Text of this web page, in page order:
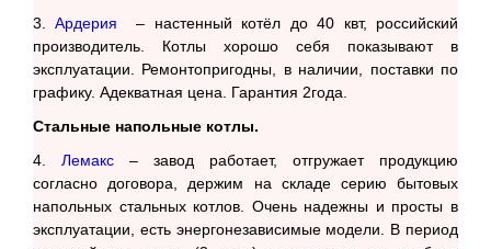
3.Ардерия – настенный котёл до 40 квт, российский
производитель. Котлы хорошо себя показывают в
эксплуатации. Ремонтопригодны, в наличии, поставки по
графику. Адекватная цена. Гарантия 2года.
Стальные напольные котлы.
4. Лемакс – завод работает, отгружает продукцию
согласно договора, держим на складе серию бытовых
напольных стальных котлов. Очень надежны и просты в
эксплуатации, есть энергонезависимые модели. В период